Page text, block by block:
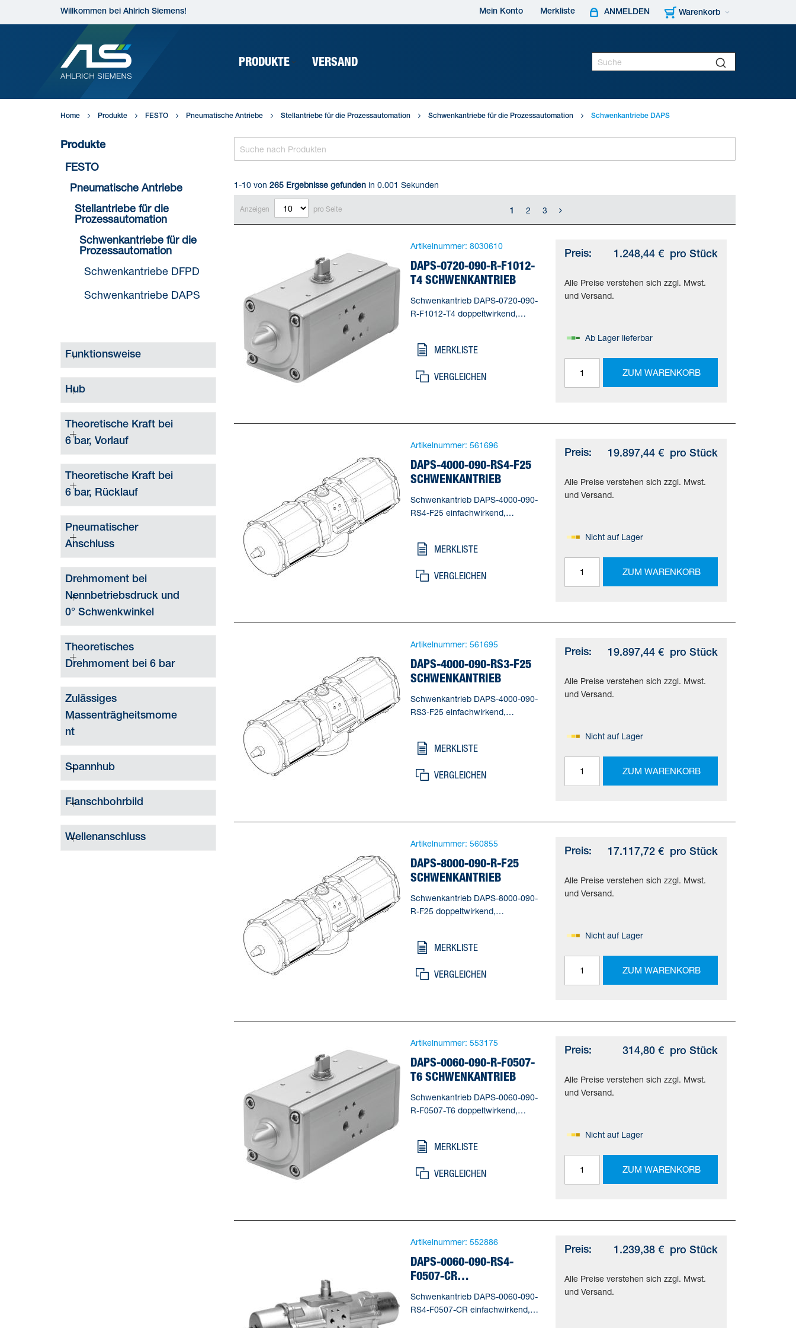
Direkt
Inhalt
Willkommen bei Ahlrich Siemens! Warenkorb
Mein Konto Merkliste ANMELDEN
PRODUKTE VERSAND
Home Produkte FESTO Pneumatische Antriebe Stellantriebe für die Prozessautomation Schwenkantriebe für die Prozessautomation Schwenkantriebe DAPS
Produkte
FESTO
Pneumatische Antriebe
Stellantriebe für die
Prozessautomation
Schwenkantriebe für die
Prozessautomation
Schwenkantriebe DFPD
Schwenkantriebe DAPS
Funktionsweise
Hub
Theoretische Kraft bei
6 bar, Vorlauf
Theoretische Kraft bei
6 bar, Rücklauf
Pneumatischer
Anschluss
Drehmoment bei
Nennbetriebsdruck und
0° Schwenkwinkel
Theoretisches
Drehmoment bei 6 bar
Zulässiges
Massenträgheitsmome
nt
Spannhub
Flanschbohrbild
Wellenanschluss
1-10 von 265Ergebnisse gefundenin 0.001 Sekunden
Anzeigen pro Seite 1 2 3
Artikelnummer: 8030610
DAPS-0720-090-R-F1012-
T4 SCHWENKANTRIEB
Schwenkantrieb DAPS-0720-090-
R-F1012-T4 doppeltwirkend,
anflanschbar, Hochtemperatur
Stellantrieb=0720, Flanschbohrbild=
MERKLISTE
VERGLEICHEN
Preis: 1.248,44 € pro Stück
Alle Preise verstehen sich zzgl. Mwst.
und Versand.
Ab Lager lieferbar
ZUM WARENKORB
Artikelnummer: 561696
DAPS-4000-090-RS4-F25
SCHWENKANTRIEB
Schwenkantrieb DAPS-4000-090-
RS4-F25 einfachwirkend,
Stellantrieb=4000,
Schwenkwinkel=90 deg,
MERKLISTE
VERGLEICHEN
Preis: 19.897,44 € pro Stück
Alle Preise verstehen sich zzgl. Mwst.
und Versand.
Nicht auf Lager
ZUM WARENKORB
Artikelnummer: 561695
DAPS-4000-090-RS3-F25
SCHWENKANTRIEB
Schwenkantrieb DAPS-4000-090-
RS3-F25 einfachwirkend,
Stellantrieb=4000,
Schwenkwinkel=90 deg,
MERKLISTE
VERGLEICHEN
Preis: 19.897,44 € pro Stück
Alle Preise verstehen sich zzgl. Mwst.
und Versand.
Nicht auf Lager
ZUM WARENKORB
Artikelnummer: 560855
DAPS-8000-090-R-F25
SCHWENKANTRIEB
Schwenkantrieb DAPS-8000-090-
R-F25 doppeltwirkend,
Stellantrieb=8000,
Schwenkwinkel=90 deg,
MERKLISTE
VERGLEICHEN
Preis: 17.117,72 € pro Stück
Alle Preise verstehen sich zzgl. Mwst.
und Versand.
Nicht auf Lager
ZUM WARENKORB
Artikelnummer: 553175
DAPS-0060-090-R-F0507-
T6 SCHWENKANTRIEB
Schwenkantrieb DAPS-0060-090-
R-F0507-T6 doppeltwirkend,
anflanschbar, Tieftemperatur
Stellantrieb=0060, Flanschbohrbild=
MERKLISTE
VERGLEICHEN
Preis: 314,80 € pro Stück
Alle Preise verstehen sich zzgl. Mwst.
und Versand.
Nicht auf Lager
ZUM WARENKORB
Artikelnummer: 552886
DAPS-0060-090-RS4-
F0507-CR
SCHWENKANTRIEB
Schwenkantrieb DAPS-0060-090-
RS4-F0507-CR einfachwirkend,
Preis: 1.239,38 € pro Stück
Alle Preise verstehen sich zzgl. Mwst.
und Versand.